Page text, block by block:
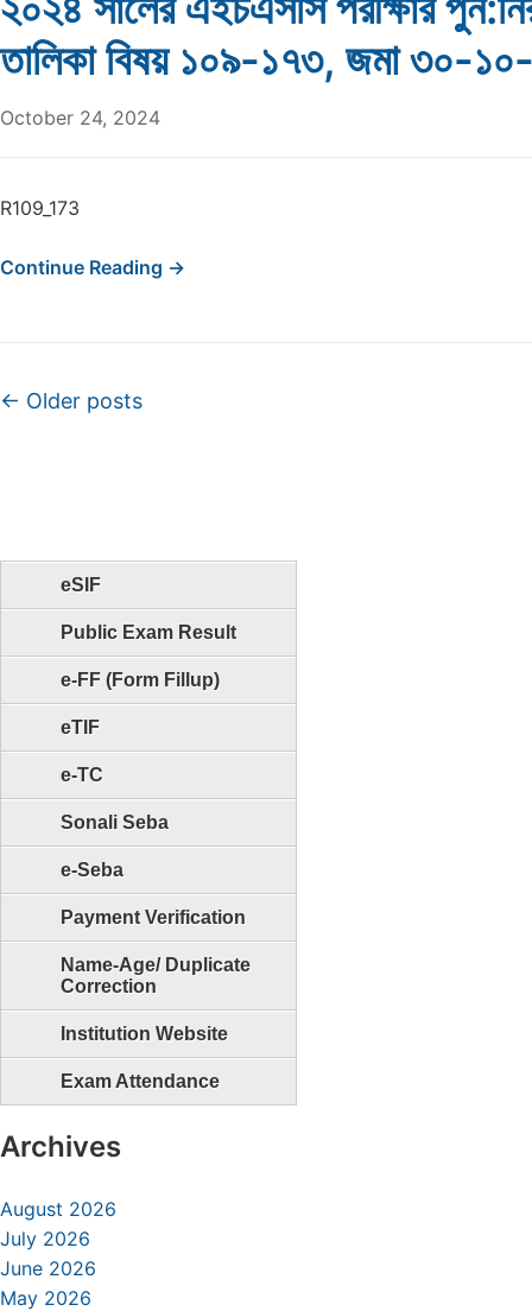
eSIF
Public Exam Result
e-FF (Form Fillup)
eTIF
e-TC
Sonali Seba
e-Seba
Payment Verification
Name-Age/ Duplicate
Correction
Institution Website
Exam Attendance
তালিকা বিষয় ১০৯-১৭৩, জমা ৩০-
October 24, 2024
R109_173
Continue Reading →
Post navigation
← Older posts
Archives
August 2026
July 2026
June 2026
May 2026